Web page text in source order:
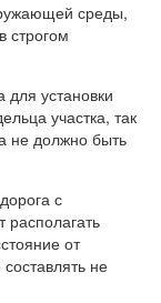
среды,
строгом
установки
участка, так
не должно быть
с
располагать
от
не